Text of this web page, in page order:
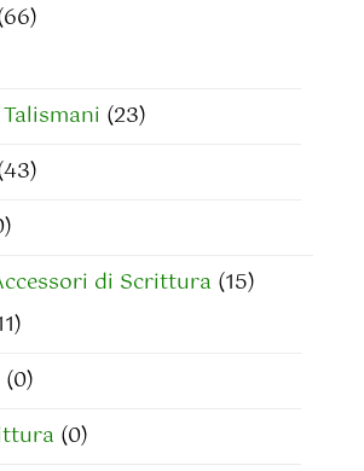
(23)
di Scrittura (15)
(0)
(0)